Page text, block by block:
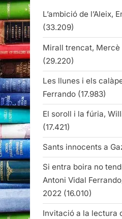
L’ambició de l’Aleix,
(33.209)
Mirall trencat, Mercè
(29.220)
Les llunes i els
Ferrando (17.983)
El soroll i la fúria,
(17.421)
Sants innocents a
Si entra boira no
Antoni Vidal
2022 (16.010)
Invitació a la lectura